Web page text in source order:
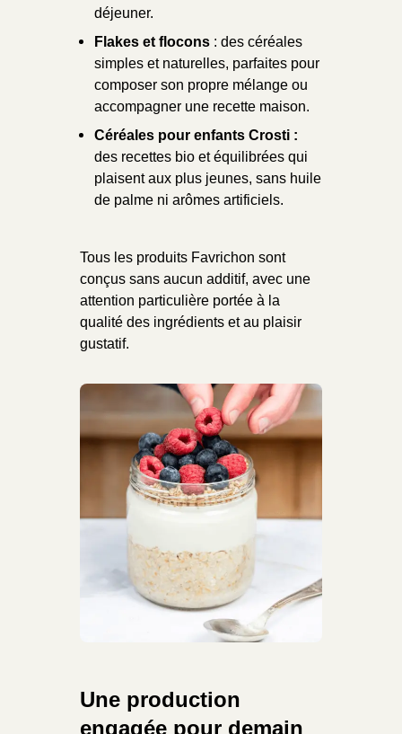
déjeuner.
Flakes et flocons : des céréales
simples et naturelles, parfaites pour
composer son propre mélange ou
accompagner une recette maison.
Céréales pour enfants Crosti :
des recettes bio et équilibrées qui
plaisent aux plus jeunes, sans huile
de palme ni arômes artificiels.
Tous les produits Favrichon sont
conçus sans aucun additif, avec une
attention particulière portée à la
qualité des ingrédients et au plaisir
gustatif.
Une production
engagée pour demain